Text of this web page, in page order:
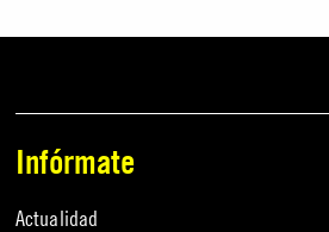
Infórmate
Actualidad